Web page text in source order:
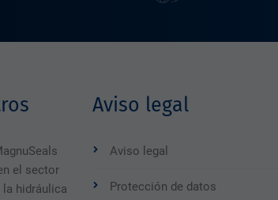
el sector
hidráulica
Aviso legal
Aviso legal
Protección de datos